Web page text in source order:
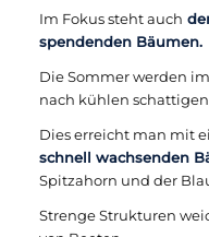
Im Fokus steht auch
spendenden Bäumen.
Die Sommer werden
nach kühlen
Dies erreicht man mit
schnell wachsenden
Spitzahorn und der
Strenge Strukturen